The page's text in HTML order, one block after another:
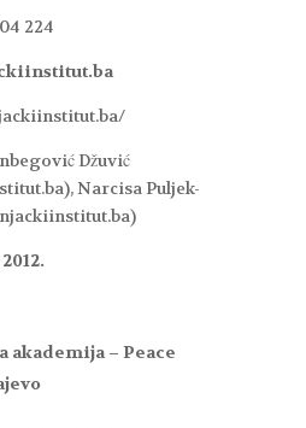
224
Džuvić
Narcisa Puljek-
akademija – Peace